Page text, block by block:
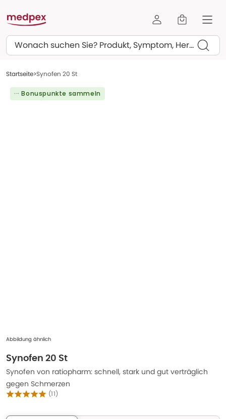
Suchen
Startseite Synofen 20 St
··· Bonuspunkte sammeln
Abbildung ähnlich
Synofen 20 St
Synofen von ratiopharm: schnell, stark und gut verträglich
gegen Schmerzen
(11)